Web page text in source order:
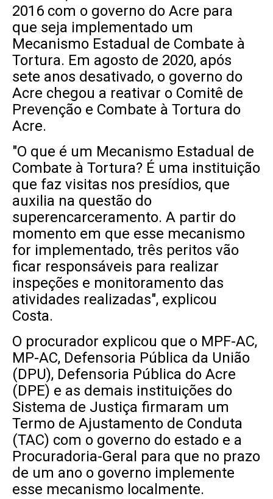
2016 com o governo do Acre para
que seja implementado um
Mecanismo Estadual de Combate à
Tortura. Em agosto de 2020, após
sete anos desativado, o governo do
Acre chegou a reativar o Comitê de
Prevenção e Combate à Tortura do
Acre.
"O que é um Mecanismo Estadual de
Combate à Tortura? É uma instituição
que faz visitas nos presídios, que
auxilia na questão do
superencarceramento. A partir do
momento em que esse mecanismo
for implementado, três peritos vão
ficar responsáveis para realizar
inspeções e monitoramento das
atividades realizadas", explicou
Costa.
O procurador explicou que o MPF-AC,
MP-AC, Defensoria Pública da União
(DPU), Defensoria Pública do Acre
(DPE) e as demais instituições do
Sistema de Justiça firmaram um
Termo de Ajustamento de Conduta
(TAC) com o governo do estado e a
Procuradoria-Geral para que no prazo
de um ano o governo implemente
esse mecanismo localmente.